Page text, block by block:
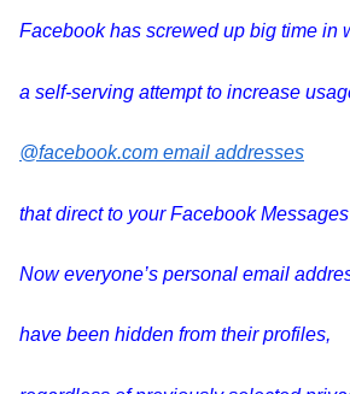
Facebook has screwed up big time in
a self-serving attempt to increase
@facebook.com email addresses
that direct to your Facebook
Now everyone’s personal email
have been hidden from their profiles,